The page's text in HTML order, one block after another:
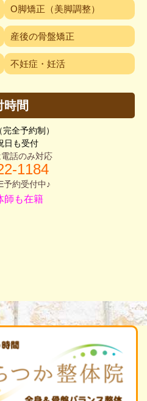
O脚矯正（美脚調整）
産後の骨盤矯正
不妊症・妊活
時間
全予約制）
日も受付
話のみ対応
2-1184
予約受付中♪
師も在籍